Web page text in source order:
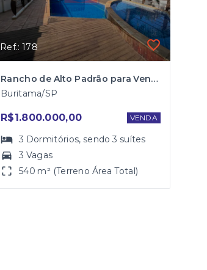
Ref.: 178
Rancho de Alto Padrão para Venda em Buritama
Buritama/SP
R$1.800.000,00 VENDA
3 Dormitórios, sendo3 suítes
3 Vagas
540 m² (Terreno Área Total)